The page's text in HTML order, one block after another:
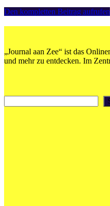
2002
Strafgerichtshof
nimmt
seine
Den kompletten Beitrag aufrufen
„Journal aan Zee“ ist das
und mehr zu entdecken. Im